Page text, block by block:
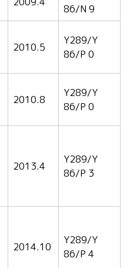
86/N 9
2010.5
Y289/Y
86/P 0
2010.8
Y289/Y
86/P 0
2013.4
Y289/Y
86/P 3
2014.10
Y289/Y
86/P 4